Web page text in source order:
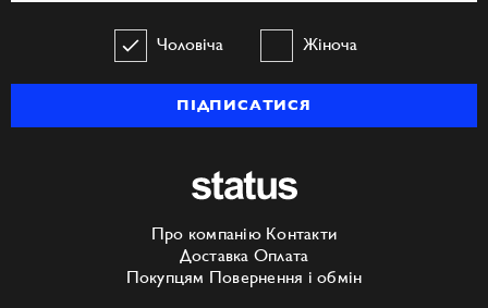
Чоловіча Жіноча
ПІДПИСАТИСЯ
Про компанію Контакти
Доставка Оплата
Покупцям Повернення і обмін